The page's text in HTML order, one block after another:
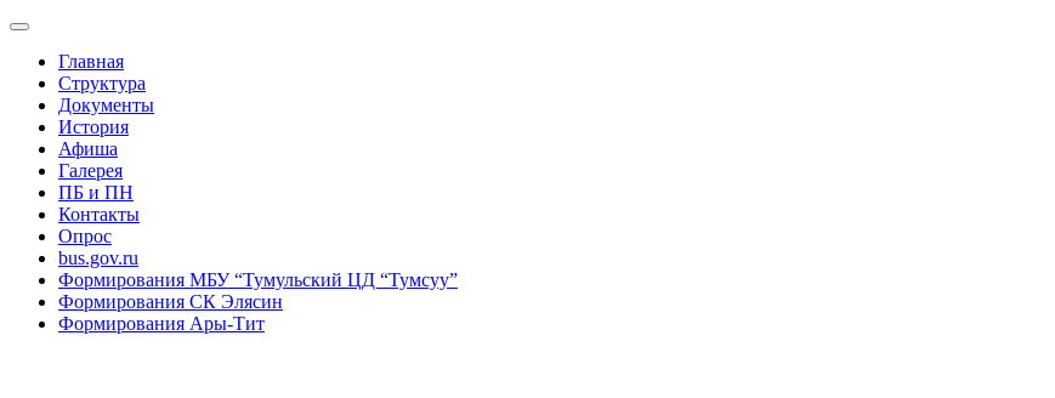
Главная
Структура
Документы
История
Афиша
Галерея
ПБ и ПН
Контакты
Опрос
bus.gov.ru
Формирования МБУ “Тумульский ЦД “Тумсуу”
Формирования СК Элясин
Формирования Ары-Тит